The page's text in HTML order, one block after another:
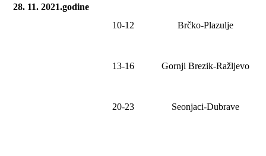
28. 11. 2021.godine
10-12 Brčko-Plazulje
13-16 Gornji Brezik-Ražljevo
20-23 Seonjaci-Dubrave